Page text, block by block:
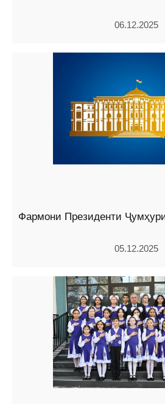
06.12.2025
Фармони Президенти
05.12.2025